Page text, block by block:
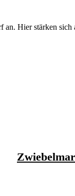
Hier stärken sich